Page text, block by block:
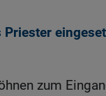
zum